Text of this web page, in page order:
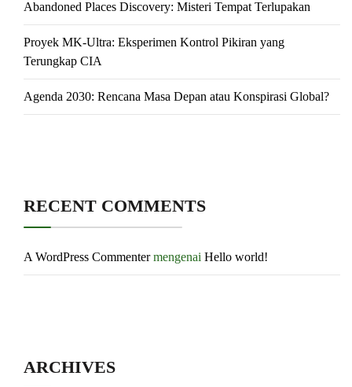
Abandoned Places Discovery: Misteri Tempat Terlupakan
Proyek MK-Ultra: Eksperimen Kontrol Pikiran yang
Terungkap CIA
Agenda 2030: Rencana Masa Depan atau Konspirasi Global?
RECENT COMMENTS
A WordPress Commentermengenai Hello world!
ARCHIVES